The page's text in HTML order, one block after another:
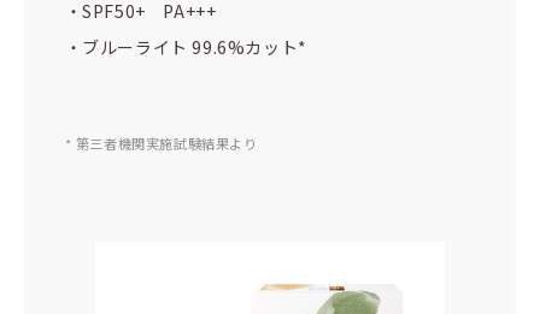
・SPF50+ PA+++
・ブルーライト 99.6%カット*
* 第三者機関実施試験結果より